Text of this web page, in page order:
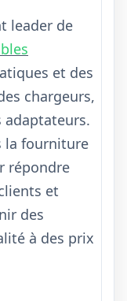
leader de
et des
chargeurs,
adaptateurs.
la fourniture
répondre
et
des
à des prix